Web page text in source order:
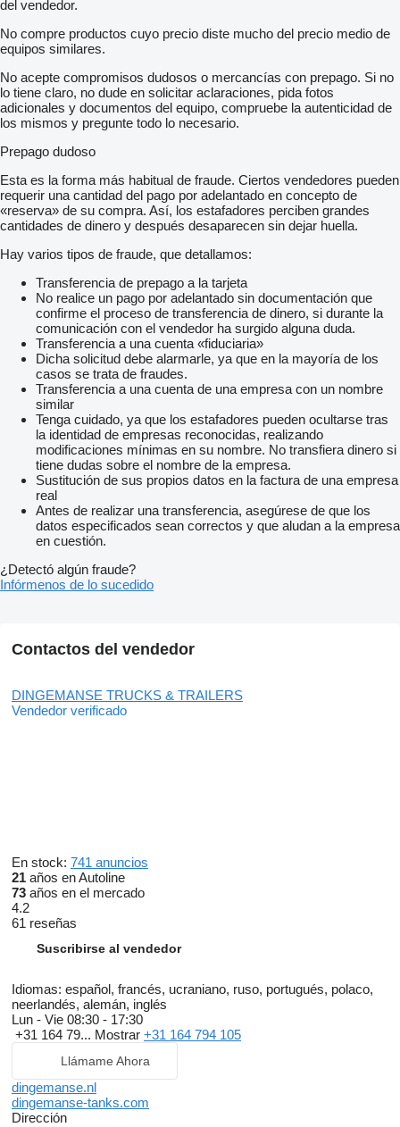
del vendedor.
No compre productos cuyo precio diste mucho del precio medio de
equipos similares.
No acepte compromisos dudosos o mercancías con prepago. Si no
lo tiene claro, no dude en solicitar aclaraciones, pida fotos
adicionales y documentos del equipo, compruebe la autenticidad de
los mismos y pregunte todo lo necesario.
Prepago dudoso
Esta es la forma más habitual de fraude. Ciertos vendedores pueden
requerir una cantidad del pago por adelantado en concepto de
«reserva» de su compra. Así, los estafadores perciben grandes
cantidades de dinero y después desaparecen sin dejar huella.
Hay varios tipos de fraude, que detallamos:
Transferencia de prepago a la tarjeta
No realice un pago por adelantado sin documentación que
confirme el proceso de transferencia de dinero, si durante la
comunicación con el vendedor ha surgido alguna duda.
Transferencia a una cuenta «fiduciaria»
Dicha solicitud debe alarmarle, ya que en la mayoría de los
casos se trata de fraudes.
Transferencia a una cuenta de una empresa con un nombre
similar
Tenga cuidado, ya que los estafadores pueden ocultarse tras
la identidad de empresas reconocidas, realizando
modificaciones mínimas en su nombre. No transfiera dinero si
tiene dudas sobre el nombre de la empresa.
Sustitución de sus propios datos en la factura de una empresa
real
Antes de realizar una transferencia, asegúrese de que los
datos especificados sean correctos y que aludan a la empresa
en cuestión.
¿Detectó algún fraude?
Infórmenos de lo sucedido
Contactos del vendedor
DINGEMANSE TRUCKS & TRAILERS
Vendedor verificado
En stock: 741 anuncios
21 años en Autoline
73 años en el mercado
4.2
61 reseñas
Suscribirse al vendedor
Idiomas: español, francés, ucraniano, ruso, portugués, polaco,
neerlandés, alemán, inglés
Lun - Vie 08:30 - 17:30
+31 164 79... Mostrar +31 164 794 105
Llámame Ahora
dingemanse.nl
dingemanse-tanks.com
Dirección